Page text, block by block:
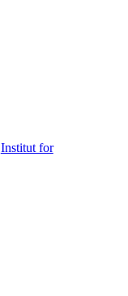
Institut for